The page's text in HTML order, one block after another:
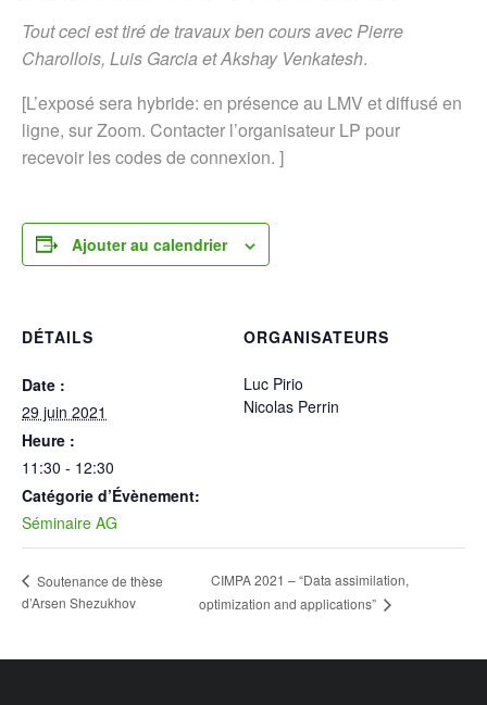
Tout ceci est tiré de travaux ben cours avec Pierre
Charollois, Luis Garcia et Akshay Venkatesh.
[L’exposé sera hybride: en présence au LMV et diffusé en
ligne, sur Zoom. Contacter l’organisateur LP pour
recevoir les codes de connexion. ]
Ajouter au calendrier
DÉTAILS
Date :
29 juin 2021
Heure :
11:30 - 12:30
Catégorie d’Évènement:
Séminaire AG
ORGANISATEURS
Luc Pirio
Nicolas Perrin
Soutenance de thèse
d’Arsen Shezukhov
CIMPA 2021 – “Data assimilation,
optimization and applications”